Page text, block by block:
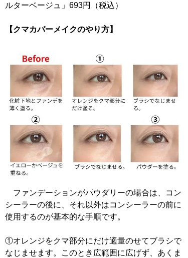
ルターベージュ」693円（税込）
【クマカバーメイクのやり方】
ファンデーションがパウダリーの場合は、コン
シーラーの後に、それ以外はコンシーラーの前に
使用するのが基本的な手順です。
①オレンジをクマ部分にだけ適量のせてブラシで
なじませます。このとき広範囲に広げず、あくま